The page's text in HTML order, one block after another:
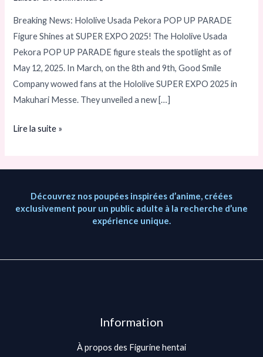
Breaking News: Hololive Usada Pekora POP UP PARADE
Figure Shines at SUPER EXPO 2025! The Hololive Usada
Pekora POP UP PARADE figure steals the spotlight as of
May 12, 2025. In March, on the 8th and 9th, Good Smile
Company wowed fans at the Hololive SUPER EXPO 2025 in
Makuhari Messe. They unveiled a new […]
Pekora
POP
UP
PARADE
brille
à
SUPER
Lire la suite »
Découvrez nos poupées inspirées d’anime, créées
exclusivement pour un public adulte à la recherche d’une
expérience unique.
Information
À propos des Figurine hentai